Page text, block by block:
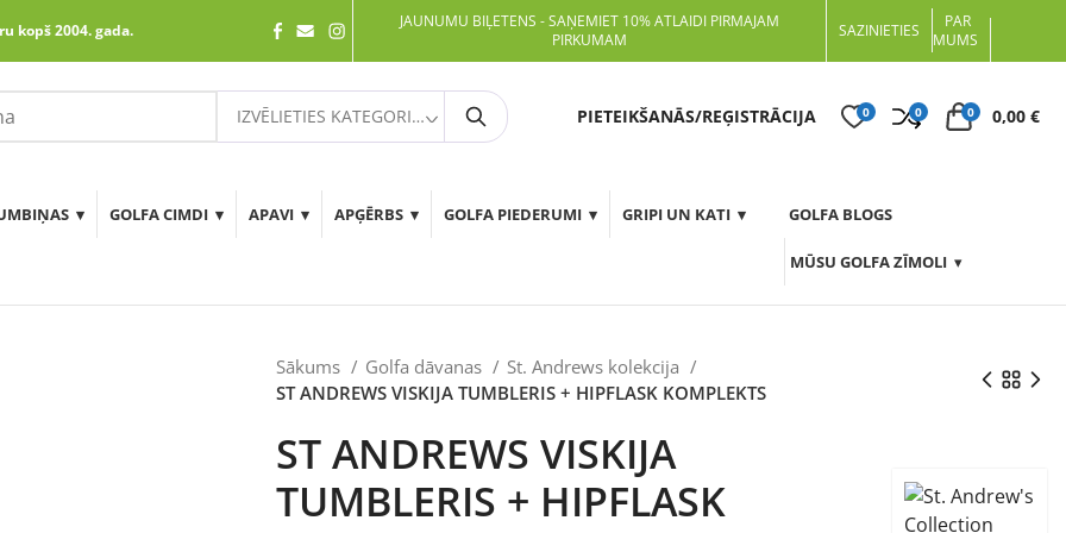
kopš 2004. gada.
JAUNUMU BIĻETENS - SAŅEMIET 10% ATLAIDI PIRMAJAM
PIRKUMAM
SAZINIETIES
PAR
MUMS
IZVĒLIETIES KATEGORIJU Meklēt PIETEIKŠANĀS/REĢISTRĀCIJA 0 0 0 0,00 €
GOLFA CIMDI APAVI APĢĒRBS GOLFA PIEDERUMI GRIPI UN KATI GOLFA BLOGS
MŪSU GOLFA ZĪMOLI
Sākums Golfa dāvanas
St. Andrews kolekcija
ST ANDREWS VISKIJA TUMBLERIS + HIPFLASK KOMPLEKTS
ST ANDREWS VISKIJA
TUMBLERIS + HIPFLASK